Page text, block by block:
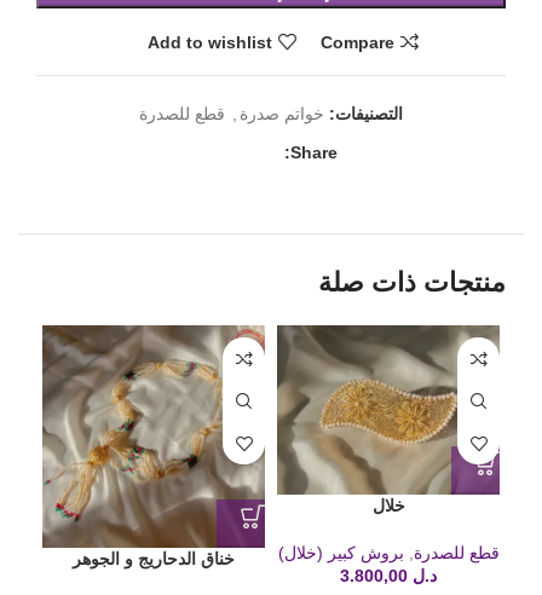
Compare
Add to wishlist
التصنيفات: خواتم صدرة , قطع للصدرة
Share:
منتجات ذات صلة
خلال
قطع للصدرة
بروش كبير (خلال)
د.ل
خناق الدحاريج و الجوهر